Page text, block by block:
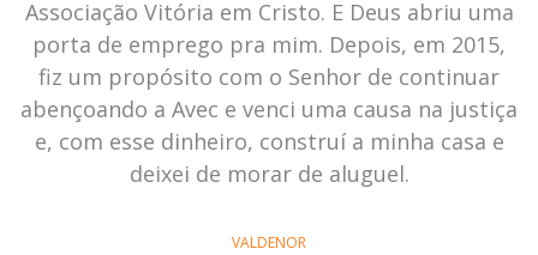
Associação Vitória em Cristo. E Deus abriu uma
porta de emprego pra mim. Depois, em 2015,
fiz um propósito com o Senhor de continuar
abençoando a Avec e venci uma causa na justiça
e, com esse dinheiro, construí a minha casa e
deixei de morar de aluguel.
VALDENOR